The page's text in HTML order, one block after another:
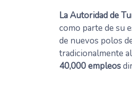
La Autoridad de
como parte de su
de nuevos polos
tradicionalmente
40,000 empleos